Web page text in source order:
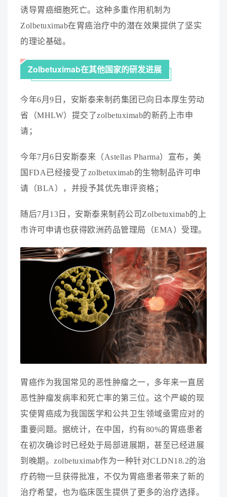
诱导胃癌细 胞死亡。 这种多重作用 机制 为
Zolbetuximab在 胃癌治疗中的潜在效果提供了坚实
的理论基础。
Zolbetuximab在其他国家的研发进展
今年6月 9 日 ， 安斯泰来制 药集团 已向 日 本厚生劳动
省 （MHLW） 提交了zolbetuximab的新药 上市申
请 ；
今年7月 6 日 安斯泰来 （Astellas Pharma） 宣布 ， 美
国 FDA 已经接受了zolbetuximab的生物制 品许可申
请 （BLA ） ， 并授予其优先审评资格 ；
随后7月 1 3 日 ， 安斯泰来制 药公司 Zolbetuximab的 上
市许可申请也获得欧洲药品管理局 （EMA ） 受理。
胃癌作为我 国 常 见的恶性肿瘤之一， 多年来一直居
恶性肿瘤发病率和死亡率的第三位。 这个严峻的现
实使胃癌成为我 国 医学和 公共卫生领域亟需应对的
重要问 题。 据统计， 在中 国 ， 约有80%的 胃癌患者
在初次确诊时已经处于局部进展期 ， 甚至已经进展
到 晚期。 zolbetuximab作为一种针对CLDN1 8.2的治
疗药物一旦 获得批准 ， 不仅为 胃癌患者带来了新的
治疗希望， 也为 临床 医生提供了 更 多的治疗选择。